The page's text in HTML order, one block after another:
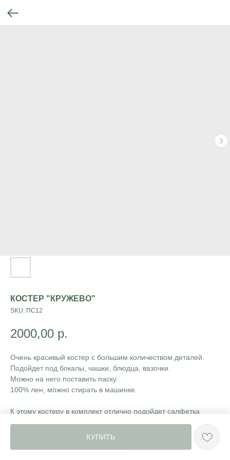
КОСТЕР "КРУЖЕВО"
SKU: ПС12
2000,00 р.
КУПИТЬ
Очень красивый костер с большим количеством деталей.
Подойдет под бокалы, чашки, блюдца, вазочки.
Можно на него поставить паску.
100% лен, можно стирать в машинке.
К этому костеру в комплект отлично подойдет салфетка